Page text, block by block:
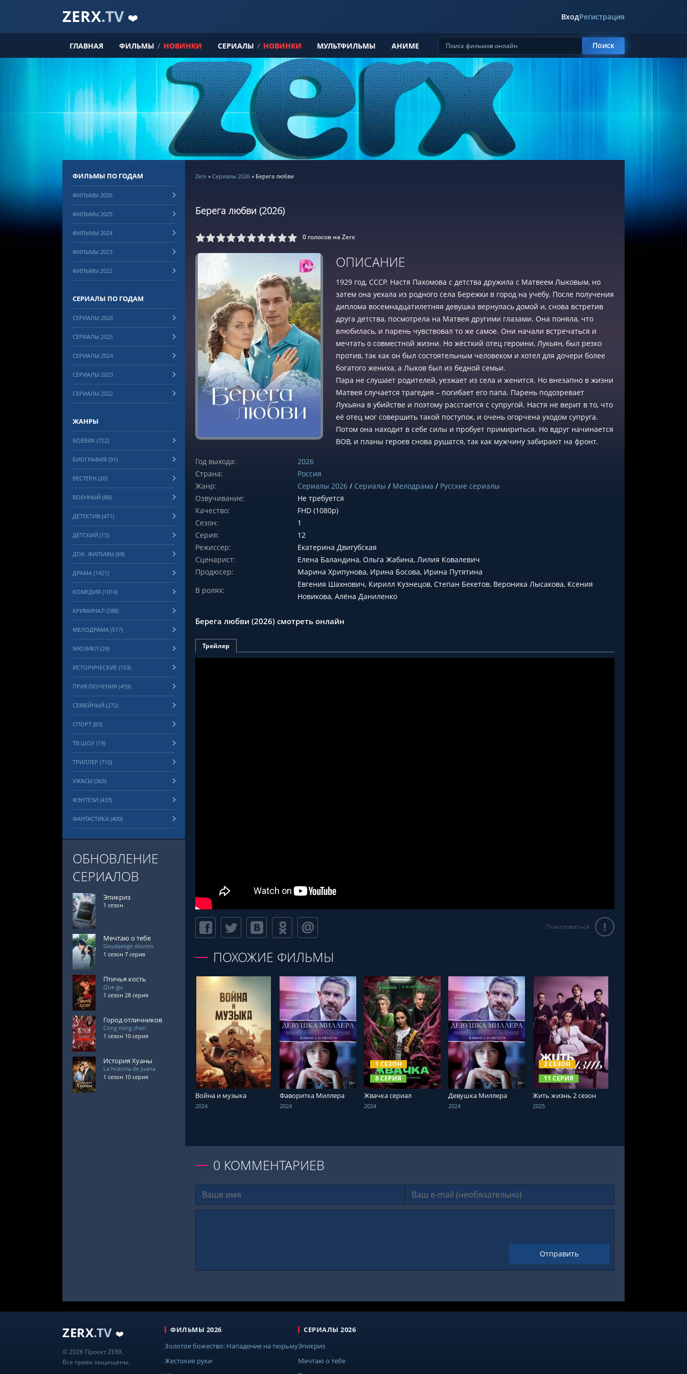
ZERX.TV ❤️ ВходРегистрация
ГЛАВНАЯ ФИЛЬМЫ / НОВИНКИ СЕРИАЛЫ / НОВИНКИ МУЛЬТФИЛЬМЫ АНИМЕ Поиск
Zerx » Сериалы 2026 » Берега любви
Берега любви (2026)
0 6 7 8 9 10 0 голосов на Zerx
ОПИСАНИЕ
1929 год, СССР. Настя Пахомова с детства дружила с Матвеем Лыковым, но
затем она уехала из родного села Бережки в город на учёбу. После получения
диплома восемнадцатилетняя девушка вернулась домой и, снова встретив
друга детства, посмотрела на Матвея другими глазами. Она поняла, что
влюбилась, и парень чувствовал то же самое. Они начали встречаться и
мечтать о совместной жизни. Но жёсткий отец героини, Лукьян, был резко
против, так как он был состоятельным человеком и хотел для дочери более
богатого жениха, а Лыков был из бедной семьи.
Пара не слушает родителей, уезжает из села и женится. Но внезапно в жизни
Матвея случается трагедия – погибает его папа. Парень подозревает
Лукьяна в убийстве и поэтому расстается с супругой. Настя не верит в то, что
её отец мог совершить такой поступок, и очень огорчена уходом супруга.
Потом она находит в себе силы и пробует примириться. Но вдруг начинается
ВОВ, и планы героев снова рушатся, так как мужчину забирают на фронт.
Год выхода:
2026
Страна:
Россия
Жанр:
Сериалы 2026 / Сериалы / Мелодрама / Русские сериалы
Озвучивание:
Не требуется
Качество:
FHD (1080p)
Сезон:
1
Серия:
12
Режиссер:
Екатерина Двигубская
Сценарист:
Елена Баландина, Ольга Жабина, Лилия Ковалевич
Продюсер:
Марина Хрипунова, Ирина Босова, Ирина Путятина
В ролях:
Евгения Шахнович, Кирилл Кузнецов, Степан Бекетов, Вероника Лысакова, Ксения
Новикова, Алёна Даниленко
Берега любви (2026) смотреть онлайн
Трейлер
Пожаловаться !
ПОХОЖИЕ ФИЛЬМЫ
СМОТРЕТЬ ОНЛАЙН
Война и музыка
2024
СМОТРЕТЬ ОНЛАЙН
Фаворитка Миллера
2024
1 СЕЗОН
8 СЕРИЯ
СМОТРЕТЬ ОНЛАЙН
Жвачка сериал
2024
СМОТРЕТЬ ОНЛАЙН
Девушка Миллера
2024
2 СЕЗОН
11 СЕРИЯ
СМОТРЕТЬ ОНЛАЙН
Жить жизнь 2 сезон
2025
0 КОММЕНТАРИЕВ
Отправить
ФИЛЬМЫ ПО ГОДАМ
ФИЛЬМЫ 2026
ФИЛЬМЫ 2025
ФИЛЬМЫ 2024
ФИЛЬМЫ 2023
ФИЛЬМЫ 2022
СЕРИАЛЫ ПО ГОДАМ
СЕРИАЛЫ 2026
СЕРИАЛЫ 2025
СЕРИАЛЫ 2024
СЕРИАЛЫ 2023
СЕРИАЛЫ 2022
ЖАНРЫ
БОЕВИК (722)
БИОГРАФИЯ (91)
ВЕСТЕРН (20)
ВОЕННЫЙ (88)
ДЕТЕКТИВ (471)
ДЕТСКИЙ (15)
ДОК. ФИЛЬМЫ (68)
ДРАМА (1421)
КОМЕДИЯ (1014)
КРИМИНАЛ (588)
МЕЛОДРАМА (517)
МЮЗИКЛ (29)
ИСТОРИЧЕСКИЕ (153)
ПРИКЛЮЧЕНИЯ (459)
СЕМЕЙНЫЙ (272)
СПОРТ (83)
ТВ ШОУ (19)
ТРИЛЛЕР (710)
УЖАСЫ (363)
ФЭНТЕЗИ (433)
ФАНТАСТИКА (400)
ОБНОВЛЕНИЕ
СЕРИАЛОВ
Эпикриз
1 сезон
Мечтаю о тебе
Geudaeege deurim
1 сезон 7 серия
Птичья кость
Que gu
1 сезон 28 серия
Город отличников
Cong ming zhen
1 сезон 10 серия
История Хуаны
La historia de Juana
1 сезон 10 серия
ZERX.TV ❤️
© 2026 Проект ZERX.
Все права защищены.
ФИЛЬМЫ 2026
Золотое божество: Нападение на тюрьму
Жестокие руки
СЕРИАЛЫ 2026
Эпикриз
Мечтаю о тебе